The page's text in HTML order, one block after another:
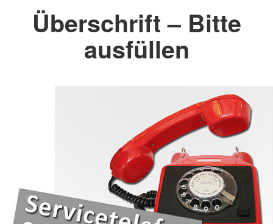
Überschrift – Bitte
ausfüllen